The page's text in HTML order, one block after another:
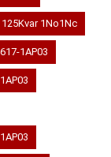
1No1Nc
1AP03